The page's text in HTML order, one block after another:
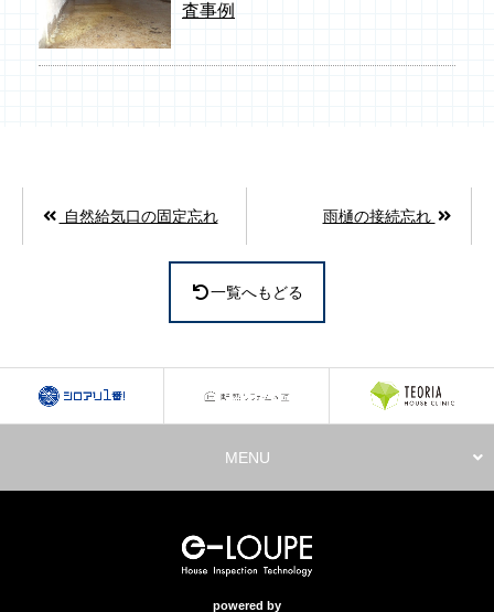
査事例
自然給気口の固定忘れ 雨樋の接続忘れ
一覧へもどる
MENU
powered by